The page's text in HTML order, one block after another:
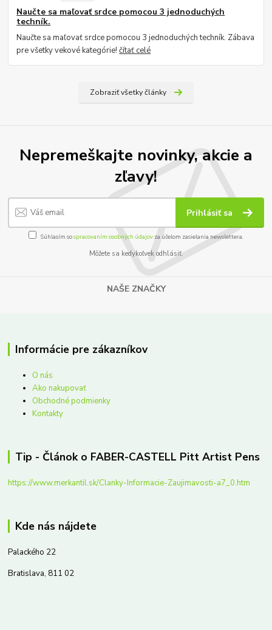
Naučte sa maľovať srdce pomocou 3 jednoduchých
techník.
Naučte sa maľovať srdce pomocou 3 jednoduchých techník. Zábava
pre všetky vekové kategórie!čítať celé
Zobraziť všetky články
Nepremeškajte novinky, akcie a
zľavy!
Prihlásiť sa
Súhlasím sospracovaním osobných údajov za účelom zasielania newslettera.
Môžete sa kedykoľvek odhlásiť.
NAŠE ZNAČKY
Informácie pre zákazníkov
O nás
Ako nakupovať
Obchodné podmienky
Kontakty
Tip - Článok o FABER-CASTELL Pitt Artist Pens
https://www.merkantil.sk/Clanky-Informacie-Zaujimavosti-a7_0.htm
Kde nás nájdete
Palackého 22
Bratislava, 811 02